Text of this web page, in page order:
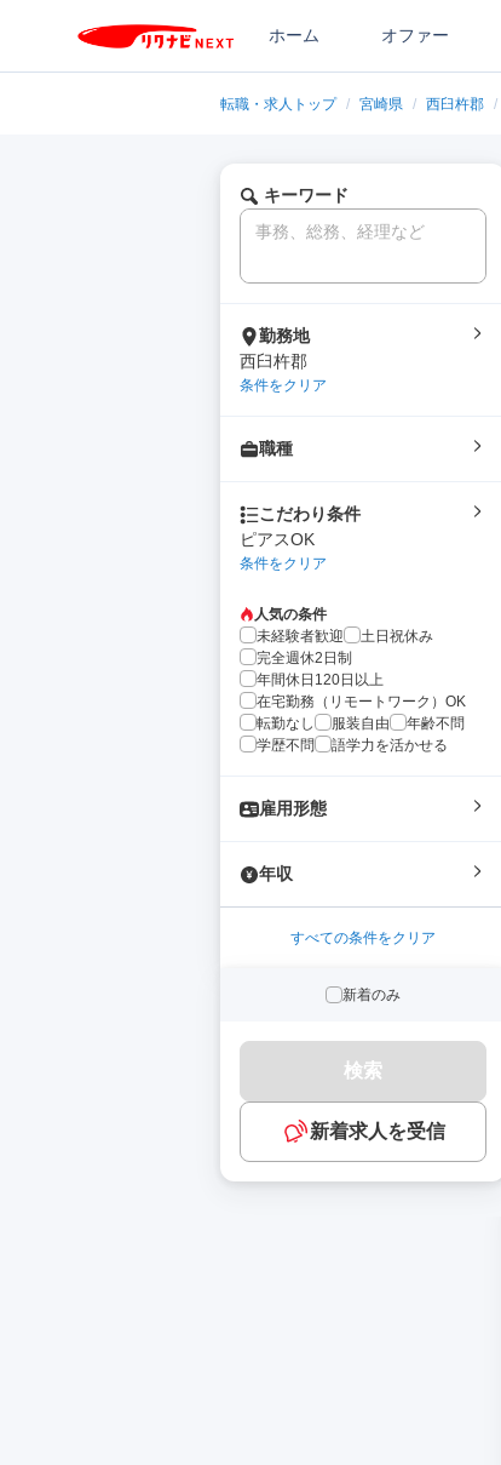
ホーム オファー
転職・求人トップ / 宮崎県 / 西臼杵郡 /
キーワード
勤務地
西臼杵郡
条件をクリア
職種
こだわり条件
ピアスOK
条件をクリア
人気の条件
未経験者歓迎
土日祝休み
完全週休2日制
年間休日120日以上
在宅勤務（リモートワーク）OK
転勤なし
服装自由
年齢不問
学歴不問
語学力を活かせる
雇用形態
年収
すべての条件をクリア
新着のみ
検索
新着求人を受信